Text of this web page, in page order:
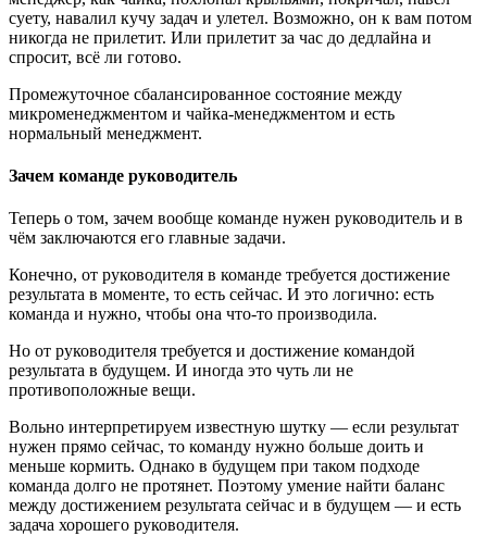
суету, навалил кучу задач и улетел. Возможно, он к вам потом
никогда не прилетит. Или прилетит за час до дедлайна и
спросит, всё ли готово.
Промежуточное сбалансированное состояние между
микроменеджментом и чайка-менеджментом и есть
нормальный менеджмент.
Зачем команде руководитель
Теперь о том, зачем вообще команде нужен руководитель и в
чём заключаются его главные задачи.
Конечно, от руководителя в команде требуется достижение
результата в моменте, то есть сейчас. И это логично: есть
команда и нужно, чтобы она что-то производила.
Но от руководителя требуется и достижение командой
результата в будущем. И иногда это чуть ли не
противоположные вещи.
Вольно интерпретируем известную шутку — если результат
нужен прямо сейчас, то команду нужно больше доить и
меньше кормить. Однако в будущем при таком подходе
команда долго не протянет. Поэтому умение найти баланс
между достижением результата сейчас и в будущем — и есть
задача хорошего руководителя.